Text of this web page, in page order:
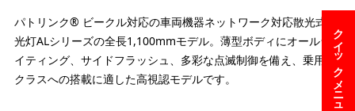
クイックメニュー
パトリンク® ビークル対応の車両機器ネットワーク対応散光式警
光灯ALシリーズの全長1,100mmモデル。薄型ボディにオールラ
イティング、サイドフラッシュ、多彩な点滅制御を備え、乗用車
クラスへの搭載に適した高視認モデルです。